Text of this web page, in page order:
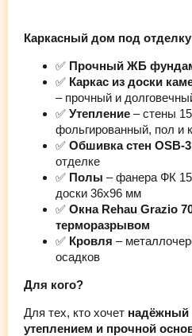
Каркасный дом под отделку
✅ Прочный ЖБ
✅ Каркас из доски
– прочный и
✅ Утепление – стены
фольгированный, пол и
✅ Обшивка стен OSB-3
отделке
✅ Полы – фанера ФК
доски 36х96 мм
✅ Окна Rehau Grazio
терморазрывом
✅ Кровля –
осадков
Для кого?
Для тех, кто хочет надёжный
утеплением и прочной